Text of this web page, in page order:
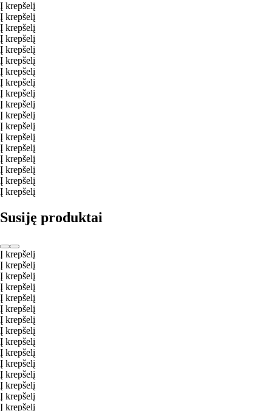
Į krepšelį
Į krepšelį
Į krepšelį
Į krepšelį
Į krepšelį
Į krepšelį
Į krepšelį
Į krepšelį
Į krepšelį
Į krepšelį
Į krepšelį
Į krepšelį
Į krepšelį
Į krepšelį
Į krepšelį
Į krepšelį
Į krepšelį
Į krepšelį
Susiję produktai
Į krepšelį
Į krepšelį
Į krepšelį
Į krepšelį
Į krepšelį
Į krepšelį
Į krepšelį
Į krepšelį
Į krepšelį
Į krepšelį
Į krepšelį
Į krepšelį
Į krepšelį
Į krepšelį
Į krepšelį